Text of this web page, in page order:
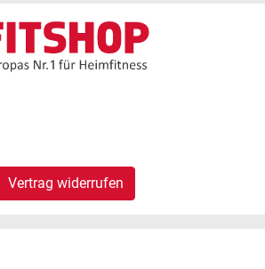
Vertrag widerrufen